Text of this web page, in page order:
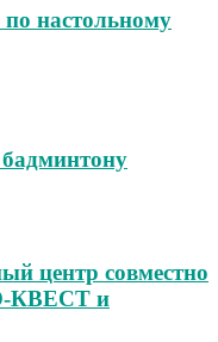
по настольному
центр совместно
и